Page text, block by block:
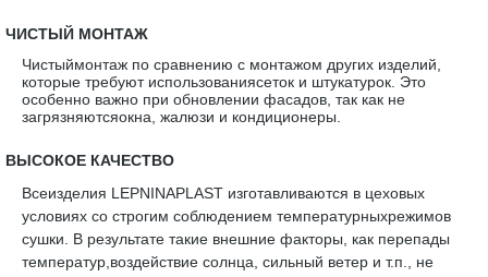
ЧИСТЫЙ МОНТАЖ
Чистыймонтаж по сравнению с монтажом других изделий,
которые требуют использованиясеток и штукатурок. Это
особенно важно при обновлении фасадов, так как не
загрязняютсяокна, жалюзи и кондиционеры.
ВЫСОКОЕ КАЧЕСТВО
Всеизделия LEPNINAPLAST изготавливаются в цеховых
условиях со строгим соблюдением температурныхрежимов
сушки. В результате такие внешние факторы, как перепады
температур,воздействие солнца, сильный ветер и т.п., не